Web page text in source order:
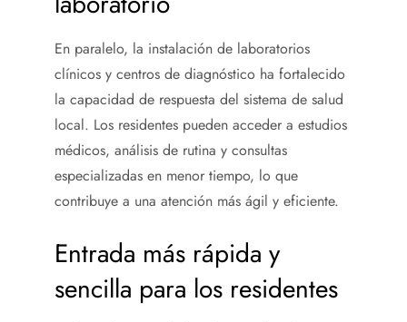
En paralelo, la instalación de laboratorios
clínicos y centros de diagnóstico ha fortalecido
la capacidad de respuesta del sistema de salud
local. Los residentes pueden acceder a estudios
médicos, análisis de rutina y consultas
especializadas en menor tiempo, lo que
contribuye a una atención más ágil y eficiente.
Entrada más rápida y
sencilla para los residentes